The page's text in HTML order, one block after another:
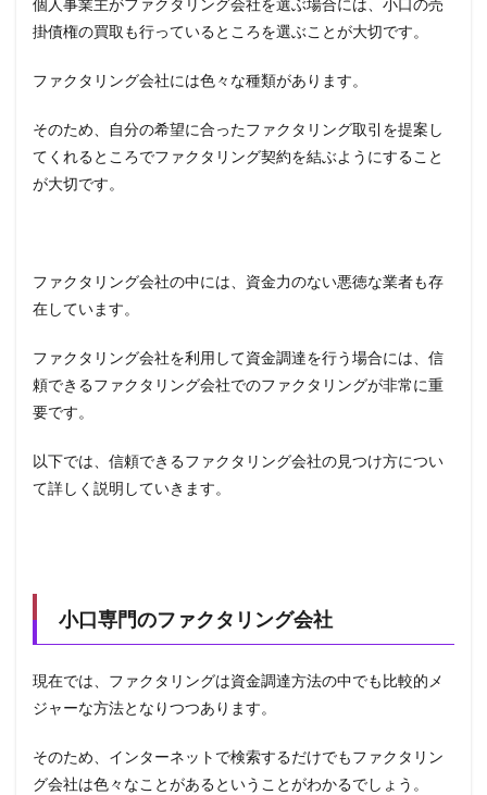
個人事業主がファクタリング会社を選ぶ場合には、小口の売
掛債権の買取も行っているところを選ぶことが大切です。
ファクタリング会社には色々な種類があります。
そのため、自分の希望に合ったファクタリング取引を提案し
てくれるところでファクタリング契約を結ぶようにすること
が大切です。
ファクタリング会社の中には、資金力のない悪徳な業者も存
在しています。
ファクタリング会社を利用して資金調達を行う場合には、信
頼できるファクタリング会社でのファクタリングが非常に重
要です。
以下では、信頼できるファクタリング会社の見つけ方につい
て詳しく説明していきます。
小口専門のファクタリング会社
現在では、ファクタリングは資金調達方法の中でも比較的メ
ジャーな方法となりつつあります。
そのため、インターネットで検索するだけでもファクタリン
グ会社は色々なことがあるということがわかるでしょう。